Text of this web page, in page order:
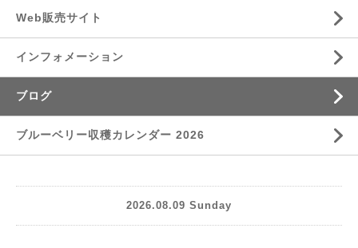
Web販売サイト
インフォメーション
ブログ
ブルーベリー収穫カレンダー 2026
2026.08.09 Sunday